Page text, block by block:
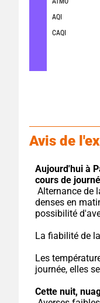
AQI
CAQI
Avis de
Aujourd'hui à
cours de
denses en
possibilité
La fiabilité de
Les
journée, elles
Cette nuit,